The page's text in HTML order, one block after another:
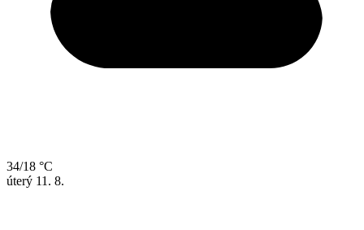
34/18 °C
úterý 11. 8.